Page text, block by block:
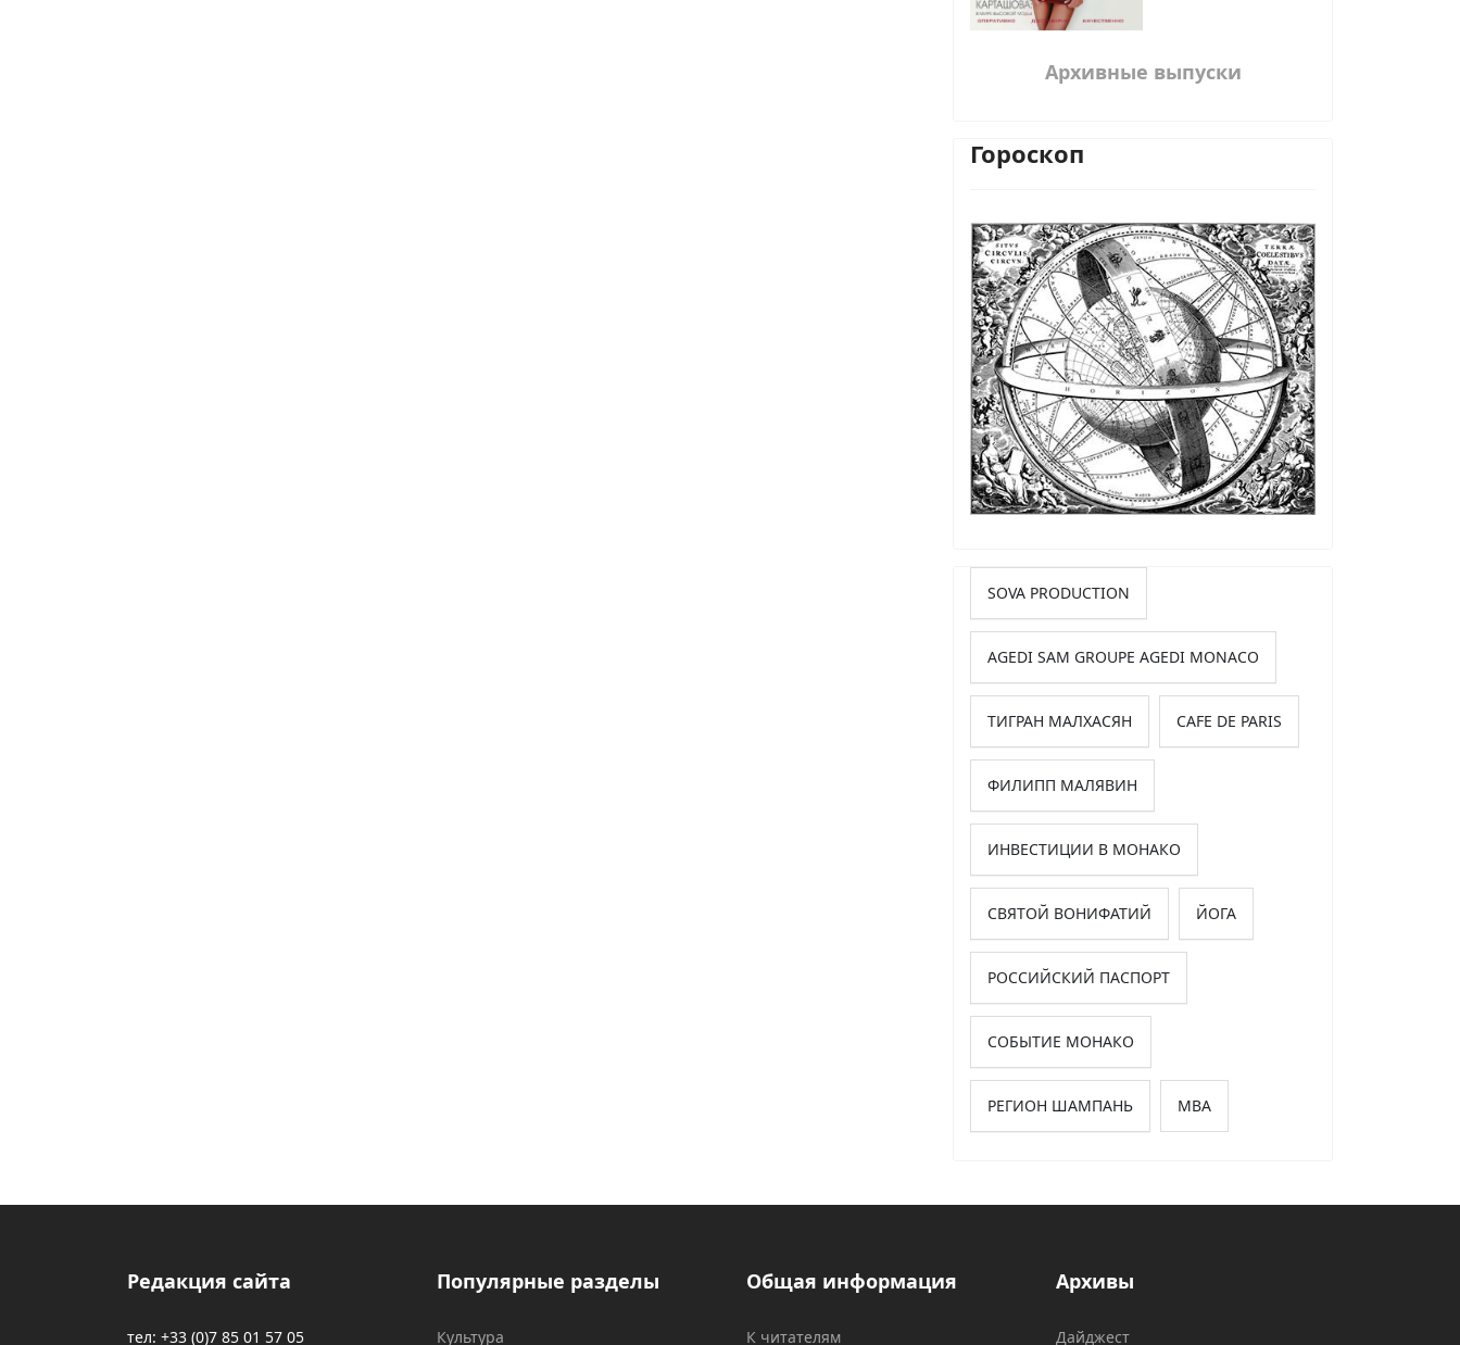
Архивные выпуски
Гороскоп
SOVA PRODUCTION
AGEDI SAM GROUPE AGEDI MONACO
ТИГРАН МАЛХАСЯН CAFE DE PARIS
ФИЛИПП МАЛЯВИН
ИНВЕСТИЦИИ В МОНАКО
СВЯТОЙ ВОНИФАТИЙ ЙОГА
РОССИЙСКИЙ ПАСПОРТ
СОБЫТИЕ МОНАКО
РЕГИОН ШАМПАНЬ МВА
Редакция сайта
тел: +33 (0)7 85 01 57 05
Популярные разделы
Культура
Общая информация
К читателям
Архивы
Дайджест